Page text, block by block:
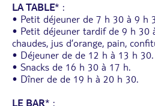
LA TABLE* :
• Petit déjeuner de 7 h 30 à 9 h
• Petit déjeuner tardif de 9 h 30
chaudes, jus d’orange, pain,
• Déjeuner de de 12 h à 13 h 30.
• Snacks de 16 h 30 à 17 h.
• Dîner de de 19 h à 20 h 30.
LE BAR* :